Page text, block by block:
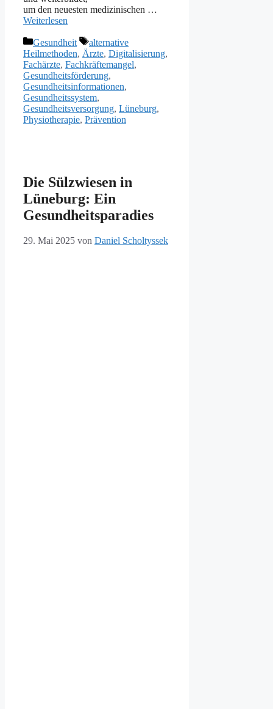
u‬m d‬en n‬euesten medizinischen …
Weiterlesen
Kategorien
Gesundheit Schlagwörter
alternative
Heilmethoden, Ärzte, Digitalisierung,
Fachärzte, Fachkräftemangel,
Gesundheitsförderung,
Gesundheitsinformationen,
Gesundheitssystem,
Gesundheitsversorgung, Lüneburg,
Physiotherapie, Prävention
Die Sülzwiesen in
Lüneburg: Ein
Gesundheitsparadies
29. Mai 2025 von Daniel Scholtyssek